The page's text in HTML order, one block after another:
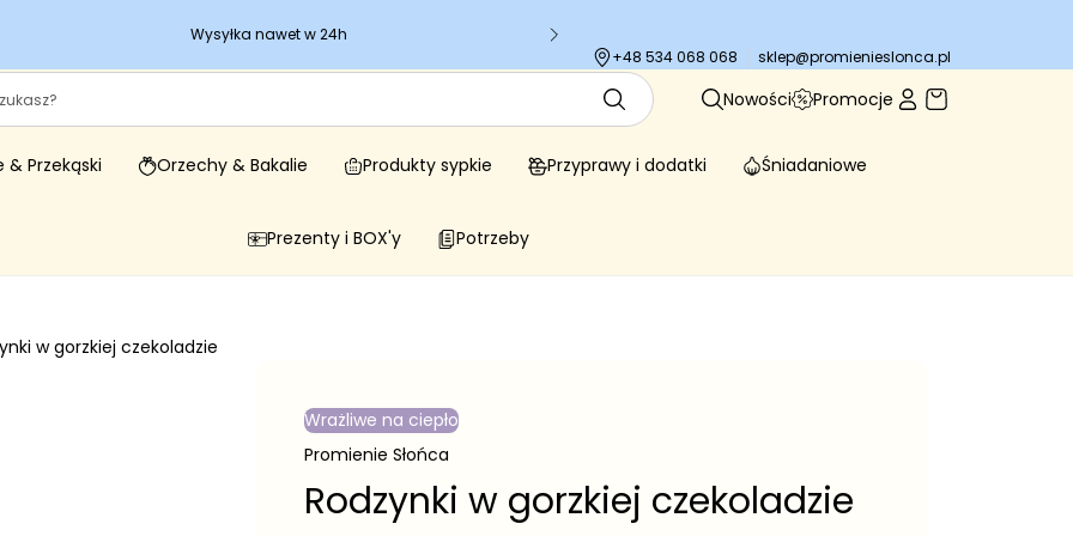
Wysyłka nawet w 24h
+48 534 068 068
sklep@promienieslonca.pl
Nowości Promocje
& Przekąski Orzechy & Bakalie Produkty sypkie Przyprawy i dodatki Śniadaniowe
Prezenty i BOX'y Potrzeby
w gorzkiej czekoladzie
Wrażliwe na ciepło
Promienie Słońca
Rodzynki w gorzkiej czekoladzie